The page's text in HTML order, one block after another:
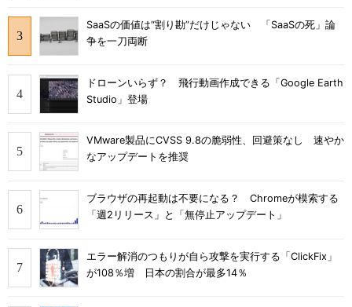
SaaSの価値は“割り勘”だけじゃない 「SaaSの死」論
争を一刀両断
ドローンいらず？ 飛行動画作成できる「Google Earth
Studio」登場
VMware製品にCVSS 9.8の脆弱性、回避策なし 速やか
なアップデートを推奨
ブラウザの再起動は不要になる？ Chromeが模索する
「週2リリース」と「無停止アップデート」
エラー解消のつもりが自ら攻撃を実行する「ClickFix」
が108％増 日本の割合が最多14％